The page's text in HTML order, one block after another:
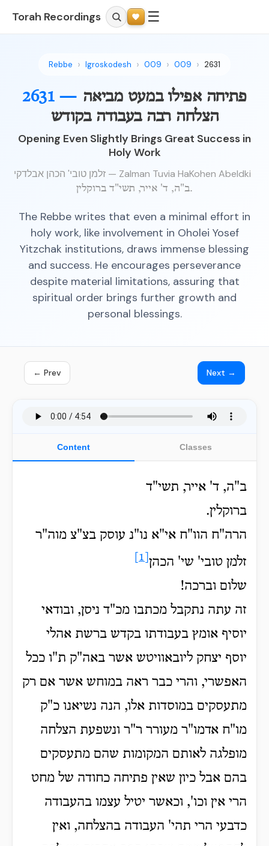
Torah Recordings ☰
Rebbe Igroskodesh 009 009 2631
2631 — פתיחה אפילו במעט מביאה
הצלחה רבה בעבודה בקודש
Opening Even Slightly Brings Great Success in
Holy Work
זלמן טובי' הכהן אבלדקי — Zalman Tuvia HaKohen Abeldki
ב"ה, ד' אייר, תשי"ד ברוקלין.
The Rebbe writes that even a minimal effort in
holy work, like involvement in Oholei Yosef
Yitzchak institutions, draws immense blessing
and success. He encourages perseverance
despite material limitations, assuring that
spiritual order brings further growth and
personal blessings.
← Prev Next →
Content Classes
ב"ה, ד' אייר, תשי"ד
ברוקלין.
הרה"ח הוו"ח אי"א נו"נ עוסק בצ"צ מוה"ר
זלמן טובי' שי' הכהן
שלום וברכה!
זה עתה נתקבל מכתבו מכ"ד ניסן, ובודאי
יוסיף אומץ בעבודתו בקדש ברשת אהלי
יוסף יצחק ליובאוויטש אשר באה"ק ת"ו ככל
האפשרי, והרי כבר ראה במוחש אשר אם רק
מתעסקים במוסדות אלו, הנה נשיאנו כ"ק
מו"ח אדמו"ר מעורר ר"ר ונשפעת הצלחה
מופלגה לאותם המקומות שהם מתעסקים
בהם אבל כיון שאין פתיחה כחודה של מחט
הרי אין וכו', וכאשר יטיל עצמו בהעבודה
כדבעי הרי תהי' העבודה בהצלחה, ואין